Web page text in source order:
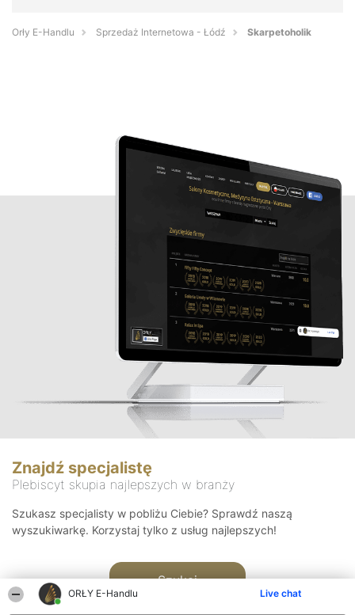
ORŁY E-Handlu Live chat
Orły E-Handlu Sprzedaż Internetowa - Łódź Skarpetoholik
Znajdź specjalistę
Plebiscyt skupia najlepszych w branży
Szukasz specjalisty w pobliżu Ciebie? Sprawdź naszą
wyszukiwarkę. Korzystaj tylko z usług najlepszych!
Szukaj